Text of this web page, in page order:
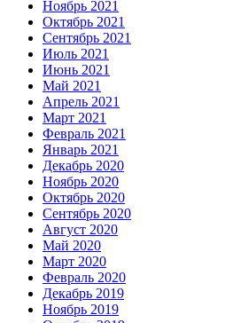
Ноябрь 2021
Октябрь 2021
Сентябрь 2021
Июль 2021
Июнь 2021
Май 2021
Апрель 2021
Март 2021
Февраль 2021
Январь 2021
Декабрь 2020
Ноябрь 2020
Октябрь 2020
Сентябрь 2020
Август 2020
Май 2020
Март 2020
Февраль 2020
Декабрь 2019
Ноябрь 2019